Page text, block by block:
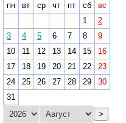
пн
вт ср чт пт сб
вс
1
2
3
4 5 6 7 8
9
10
11 12 13 14 15
16
17
18 19 20 21 22
23
24
25 26 27 28 29
30
31
>